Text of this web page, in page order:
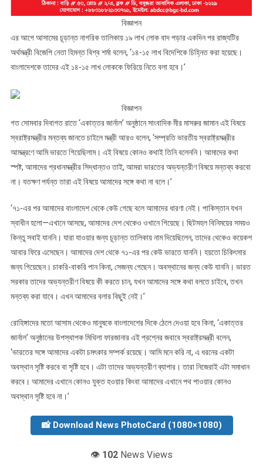
বিজ্ঞাপন
এর আগে আসামের চূড়ান্ত নাগরিক তালিকায় ১৯ লাখ লোক বাদ পড়ার একদিন পর রাজ্যটির
অর্থমন্ত্রী বিজেপি নেতা হিমন্ত বিশ্ব শর্মা বলেন, ‘১৪-১৫ লাখ বিদেশিকে চিহ্নিত করা হয়েছে।
বাংলাদেশকে তাদের এই ১৪-১৫ লাখ লোককে ফিরিয়ে নিতে বলা হবে।’
বিজ্ঞাপন
গত সোমবার দিবাগত রাতে ‘একাত্তর জার্নাল’ অনুষ্ঠানে সাংবাদিক মীর মাসরুর জামান এই বিষয়ে
স্বরাষ্ট্রমন্ত্রীর মন্তব্য জানতে চাইলে মন্ত্রী আরও বলেন, ‘সম্প্রতি ভারতীয় স্বরাষ্ট্রমন্ত্রীর
আমন্ত্রণে আমি ভারতে গিয়েছিলাম। এই বিষয়ে কোনও কথাই তিনি বলেননি। আমাদের কথা
স্পষ্ট, আমাদের প্রধানমন্ত্রীর সিদ্ধান্তও তাই, আমরা ভারতের অভ্যন্তরীণ বিষয়ে মন্তব্য করবো
না। যতক্ষণ পর্যন্ত তারা এই বিষয়ে আমাদের সঙ্গে কথা না বলে।’
‘৭১-এর পর আমাদের বাংলাদেশ থেকে কেউ গেছে বলে আমাদের ধারণা নেই। পাকিস্তান যখন
স্বাধীন হলো—এখানে আসছে, আমাদের দেশ থেকেও ওখানে গিয়েছে। ছিটমহল বিনিময়ের সময়ও
কিন্তু সবাই যাননি। যারা যাওয়ার জন্য চূড়ান্ত তালিকায় নাম দিয়েছিলেন, তাদের থেকেও কয়েকশ
আবার ফিরে এসেছেন। আমাদের দেশ থেকে ৭১-এর পর কেউ ভারতে যাননি। হয়তো চিকিৎসার
জন্য গিয়েছেন। চাকরি-বাকরি পান কিনা, সেজন্য গেছেন। অবস্থানের জন্য কেউ যাননি। ভারত
সরকার তাদের অভ্যন্তরীণ বিষয়ে কী করতে চান, যখন আমাদের সঙ্গে কথা বলতে চাইবে, তখন
মন্তব্য করা যাবে। এখন আমাদের বলার বিছুই নেই।’
রোহিঙ্গাদের মতো আসাম থেকেও মানুষকে বাংলাদেশের দিকে ঠেলে দেওয়া হবে কিনা, ‘একাত্তর
জার্নাল’ অনুষ্ঠানের উপস্থাপক মিথিলা ফারজানার এই প্রশ্নের জবাবে স্বরাষ্ট্রমন্ত্রী বলেন,
‘ভারতের সঙ্গে আমাদের একটা চমৎকার সম্পর্ক রয়েছে। আমি মনে করি না, এ ধরনের একটা
অবস্থান সৃষ্টি করবে বা সৃষ্টি হবে। এটা তাদের অভ্যন্তরীণ ব্যাপার। তারা নিজেরাই এটা সমাধান
করবে। আমাদের এখানে কোনও যুক্ত হওয়ার কিংবা আমাদের এখানে পথ পাওয়ার কোনও
অবস্থান সৃষ্টি হবে না।’
📸 Download News PhotoCard (1080×1080)
👁️ 102 News Views